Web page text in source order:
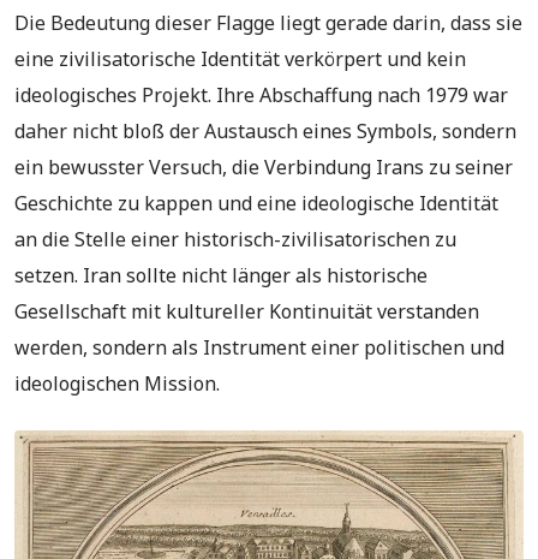
Die Bedeutung dieser Flagge liegt gerade darin, dass sie
eine zivilisatorische Identität verkörpert und kein
ideologisches Projekt. Ihre Abschaffung nach 1979 war
daher nicht bloß der Austausch eines Symbols, sondern
ein bewusster Versuch, die Verbindung Irans zu seiner
Geschichte zu kappen und eine ideologische Identität
an die Stelle einer historisch-zivilisatorischen zu
setzen. Iran sollte nicht länger als historische
Gesellschaft mit kultureller Kontinuität verstanden
werden, sondern als Instrument einer politischen und
ideologischen Mission.